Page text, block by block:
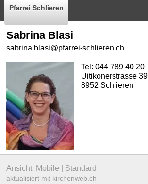
Pfarrei Schlieren
Sabrina Blasi
sabrina.blasi@pfarrei-schlieren.ch
Tel: 044 789 40 20
Uitikonerstrasse 39
8952 Schlieren
Ansicht: Mobile Standard
aktualisiert mit kirchenweb.ch